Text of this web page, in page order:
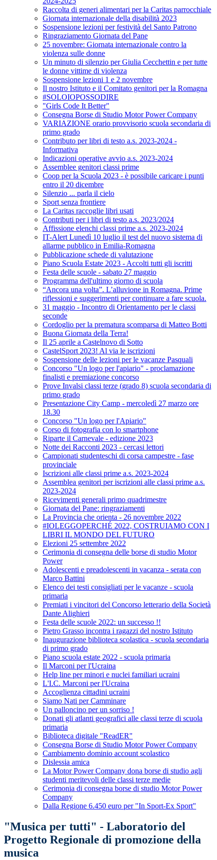
Raccolta di generi alimentari per la Caritas parrocchiale
Giornata internazionale della disabilità 2023
Sospensione lezioni per festività del Santo Patrono
Ringraziamento Giornata del Pane
25 novembre: Giornata internazionale contro la
violenza sulle donne
Un minuto di silenzio per Giulia Cecchettin e per tutte
le donne vittime di violenza
Sospensione lezioni 1 e 2 novembre
Il nostro Istituto e il Comitato genitori per la Romagna
#SOLOIOPOSSODIRE
"Girls Code It Better"
Consegna Borse di Studio Motor Power Company
VARIAZIONE orario provvisorio scuola secondaria di
primo grado
Contributo per libri di testo a.s. 2023-2024 -
Informativa
Indicazioni operative avvio a.s. 2023-2024
Assemblee genitori classi prime
Coop per la Scuola 2023 - è possibile caricare i punti
entro il 20 dicembre
Silenzio ... parla il cielo
Sport senza frontiere
La Caritas raccoglie libri usati
Contributi per i libri di testo a.s. 2023/2024
Affissione elenchi classi prime a.s. 2023-2024
IT-Alert Lunedì 10 luglio il test del nuovo sistema di
allarme pubblico in Emilia-Romagna
Pubblicazione schede di valutazione
Piano Scuola Estate 2023 - Accolti tutti gli iscritti
Festa delle scuole - sabato 27 maggio
Programma dell'ultimo giorno di scuola
“Ancora una volta”. L’alluvione in Romagna. Prime
riflessioni e suggerimenti per continuare a fare scuola.
31 maggio - Incontro di Orientamento per le classi
seconde
Cordoglio per la prematura scomparsa di Matteo Botti
Buona Giornata della Terra!
Il 25 aprile a Castelnovo di Sotto
CastelSport 2023! Al via le iscrizioni
Sospensione delle lezioni per le vacanze Pasquali
Concorso "Un logo per l'apiario" - proclamazione
finalisti e premiazione concorso
Prove Invalsi classi terze (grado 8) scuola secondaria di
primo grado
Presentazione City Camp - mercoledì 27 marzo ore
18.30
Concorso "Un logo per l'Apiario"
Corso di fotografia con lo smartphone
Riparte il Carnevale - edizione 2023
Notte dei Racconti 2023 - cercasi lettori
Campionati studenteschi di corsa campestre - fase
provinciale
Iscrizioni alle classi prime a.s. 2023-2024
Assemblea genitori per iscrizioni alle classi prime a.s.
2023-2024
Ricevimenti generali primo quadrimestre
Giornata del Pane: ringraziamenti
La Provincia che orienta - 26 novembre 2022
#IOLEGGOPERCHÉ 2022, COSTRUIAMO CON I
LIBRI IL MONDO DEL FUTURO
Elezioni 25 settembre 2022
Cerimonia di consegna delle borse di studio Motor
Power
Adolescenti e preadolescenti in vacanza - serata con
Marco Battini
Elenco dei testi consigliati per le vacanze - scuola
primaria
Premiati i vincitori del Concorso letterario della Società
Dante Alighieri
Festa delle scuole 2022: un successo !!
Pietro Grasso incontra i ragazzi del nostro Istituto
Inaugurazione biblioteca scolastica - scuola secondaria
di primo grado
Piano scuola estate 2022 - scuola primaria
Il Marconi per l'Ucraina
Help line per minori e nuclei familiari ucraini
L'I.C. Marconi per l'Ucraina
Accoglienza cittadini ucraini
Siamo Nati per Camminare
Un palloncino per un sorriso !
Donati gli atlanti geografici alle classi terze di scuola
primaria
Biblioteca digitale "ReadER"
Consegna Borse di Studio Motor Power Company
Cambiamento dominio account scolastico
Dislessia amica
La Motor Power Company dona borse di studio agli
studenti meritevoli delle classi terze medie
Cerimonia di consegna borse di studio Motor Power
Company
Dalla Regione 6.450 euro per "In Sport-Ex Sport"
"Musica per tutti" - Laboratorio del
Progetto Regionale di promozione della
musica